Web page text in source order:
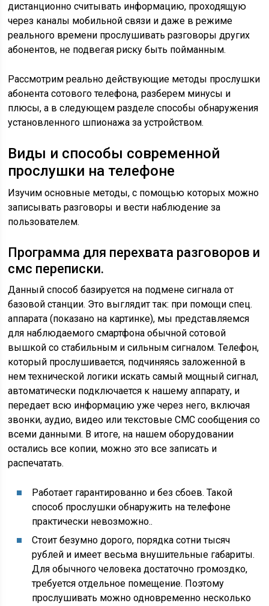
дистанционно считывать информацию, проходящую
через каналы мобильной связи и даже в режиме
реального времени прослушивать разговоры других
абонентов, не подвегая риску быть пойманным.
Рассмотрим реально действующие методы прослушки
абонента сотового телефона, разберем минусы и
плюсы, а в следующем разделе способы обнаружения
установленного шпионажа за устройством.
Виды и способы современной
прослушки на телефоне
Изучим основные методы, с помощью которых можно
записывать разговоры и вести наблюдение за
пользователем.
Программа для перехвата разговоров и
смс переписки.
Данный способ базируется на подмене сигнала от
базовой станции. Это выглядит так: при помощи спец.
аппарата (показано на картинке), мы представляемся
для наблюдаемого смартфона обычной сотовой
вышкой со стабильным и сильным сигналом. Телефон,
который прослушивается, подчиняясь заложенной в
нем технической логики искать самый мощный сигнал,
автоматически подключается к нашему аппарату, и
передает всю информацию уже через него, включая
звонки, аудио, видео или текстовые СМС сообщения со
всеми данными. В итоге, на нашем оборудовании
остались все копии, можно это все записать и
распечатать.
Pаботает гарантированно и без сбоев. Такой
способ прослушки обнаружить на телефоне
практически невозможно..
Стоит безумно дорого, порядка сотни тысяч
рублей и имеет весьма внушительные габариты.
Для обычного человека достаточно громоздко,
требуется отдельное помещение. Поэтому
прослушивать можно одновременно несколько